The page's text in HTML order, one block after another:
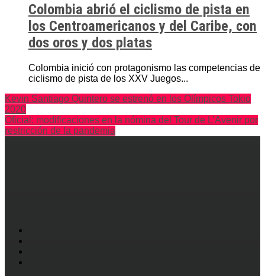
Colombia abrió el ciclismo de pista en
los Centroamericanos y del Caribe, con
dos oros y dos platas
Colombia inició con protagonismo las competencias de
ciclismo de pista de los XXV Juegos...
Kevin Santiago Quintero se estrenó en los Olímpicos Tokio
2020
Oficial: modificaciones en la nómina del Tour de L’Avenir por
restricción de la pandemia